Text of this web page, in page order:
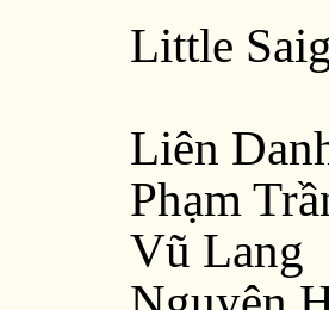
Little
Liên
Phạm
Vũ Lang